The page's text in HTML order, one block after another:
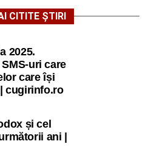
proiectului va fi o broșură
jocuri, metode și activități
cursului și care va putea fi
formatori și lucrători de
a fost momentul în care toate
celor șapte zile s-au
Am scris mesaje, urări și
CITITE ȘTIRI
2025.
uri care
care își
cugirinfo.ro
și cel
ani |